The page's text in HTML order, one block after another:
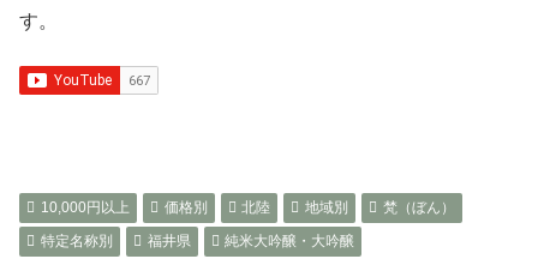
す。
10,000円以上 価格別 北陸 地域別
梵（ぼん）
特定名称別
福井県 純米大吟醸・大吟醸